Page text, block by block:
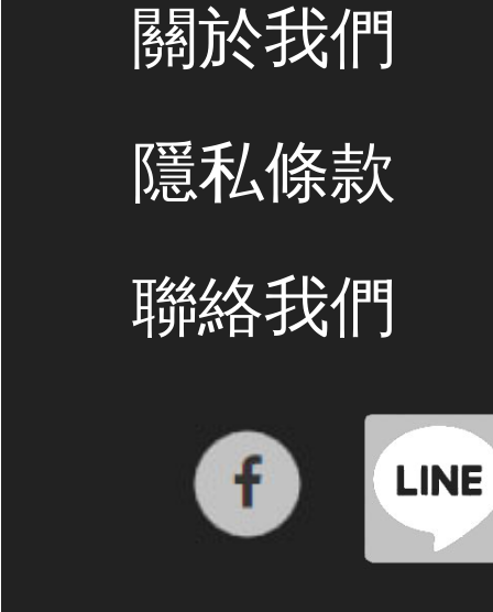
關於我們
隱私條款
聯絡我們